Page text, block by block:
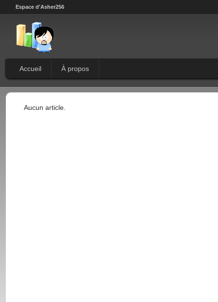
Espace d'Asher256
Accueil À propos
Aucun article.